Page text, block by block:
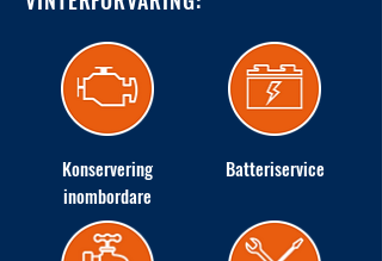
Konservering
inombordare
Batteriservice